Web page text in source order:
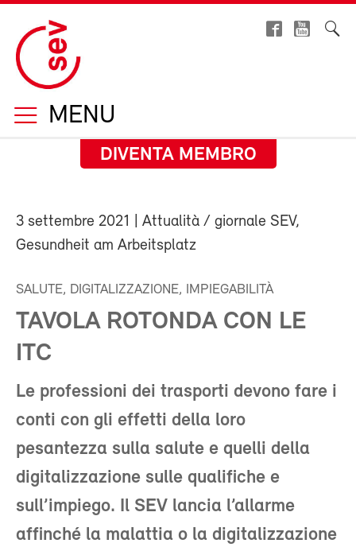
MENU
DIVENTA MEMBRO
3 settembre 2021
| Attualità / giornale SEV,
Gesundheit am Arbeitsplatz
SALUTE, DIGITALIZZAZIONE, IMPIEGABILITÀ
TAVOLA ROTONDA CON LE
ITC
Le professioni dei trasporti devono fare i
conti con gli effetti della loro
pesantezza sulla salute e quelli della
digitalizzazione sulle qualifiche e
sull’impiego. Il SEV lancia l’allarme
affinché la malattia o la digitalizzazione